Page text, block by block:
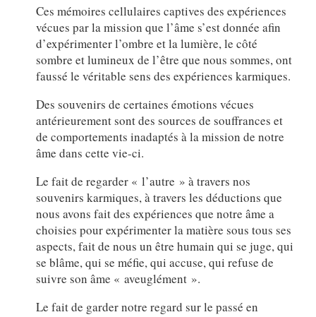
Ces mémoires cellulaires captives des expériences
vécues par la mission que l’âme s’est donnée afin
d’expérimenter l’ombre et la lumière, le côté
sombre et lumineux de l’être que nous sommes, ont
faussé le véritable sens des expériences karmiques.
Des souvenirs de certaines émotions vécues
antérieurement sont des sources de souffrances et
de comportements inadaptés à la mission de notre
âme dans cette vie-ci.
Le fait de regarder « l’autre » à travers nos
souvenirs karmiques, à travers les déductions que
nous avons fait des expériences que notre âme a
choisies pour expérimenter la matière sous tous ses
aspects, fait de nous un être humain qui se juge, qui
se blâme, qui se méfie, qui accuse, qui refuse de
suivre son âme « aveuglément ».
Le fait de garder notre regard sur le passé en